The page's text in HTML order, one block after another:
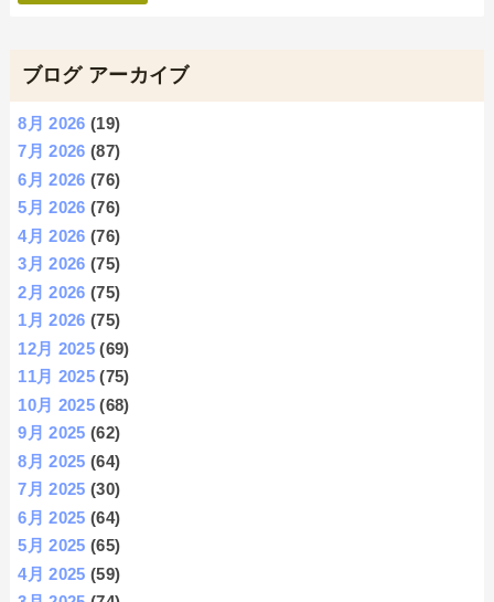
ブログ アーカイブ
8月 2026 (19)
7月 2026 (87)
6月 2026 (76)
5月 2026 (76)
4月 2026 (76)
3月 2026 (75)
2月 2026 (75)
1月 2026 (75)
12月 2025 (69)
11月 2025 (75)
10月 2025 (68)
9月 2025 (62)
8月 2025 (64)
7月 2025 (30)
6月 2025 (64)
5月 2025 (65)
4月 2025 (59)